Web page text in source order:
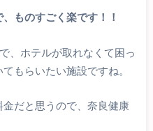
ものすごく楽です！！
、ホテルが取れなくて困っ
もらいたい施設ですね。
だと思うので、奈良健康